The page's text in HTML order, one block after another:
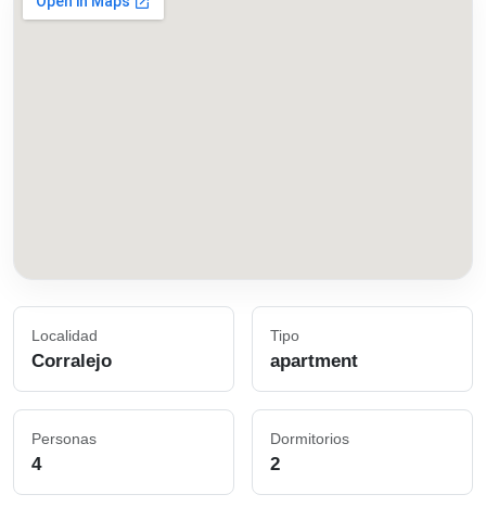
Localidad
Corralejo
Tipo
apartment
Personas
4
Dormitorios
2